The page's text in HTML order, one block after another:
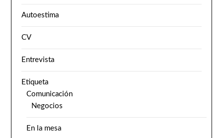
Autoestima
CV
Entrevista
Etiqueta
Comunicación
Negocios
En la mesa